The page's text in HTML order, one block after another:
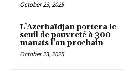
October 23, 2025
L’Azerbaïdjan portera le
seuil de pauvreté à 300
manats l’an prochain
October 23, 2025